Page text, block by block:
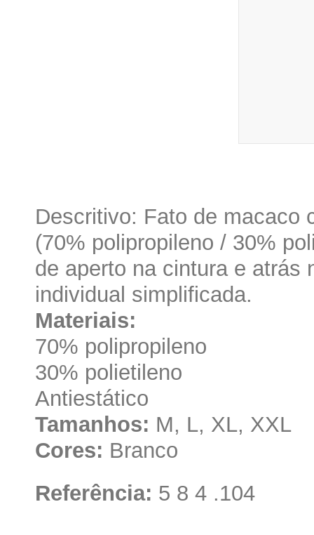
Descritivo: Fato de macaco
(70% polipropileno / 30%
de aperto na cintura e atrás
individual simplificada.
Materiais:
70% polipropileno
30% polietileno
Antiestático
Tamanhos: M, L, XL, XXL
Cores: Branco
Referência: 5 8 4 .104